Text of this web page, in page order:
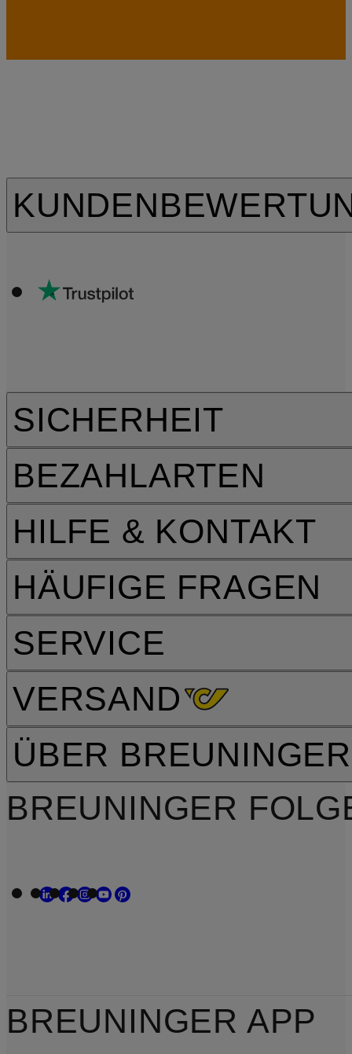
HILFE & KONTAKT
HÄUFIGE FRAGEN
SERVICE
VERSAND
SICHERHEIT
BEZAHLARTEN
ÜBER BREUNINGER
BREUNINGER
BREUNINGER APP